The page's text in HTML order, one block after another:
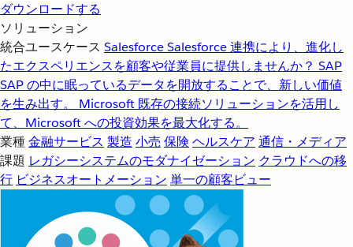
ダウンロードする
ソリューション
統合ユースケース SalesforceSalesforce 連携により、進化し
たエクスペリエンスを顧客や従業員に提供しませんか？ SAP
SAP の中に眠っているデータを開放することで、新しい価値
を生み出す。
Microsoft 既存の接続ソリューションを活用し
て、Microsoft への投資効果を最大化する。
業種金融サービス 製造 小売 保険 ヘルスケア 通信・メディア
課題 レガシーシステムのモダナイゼーション クラウドへの移
行 ビジネスオートメーション 単一の顧客ビュー